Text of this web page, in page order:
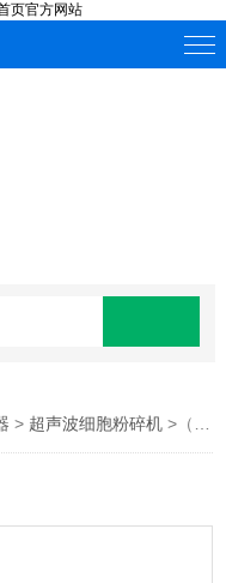
> 超声波细胞粉碎机 >（提取机）超声波纳米材料分散仪（生产型）